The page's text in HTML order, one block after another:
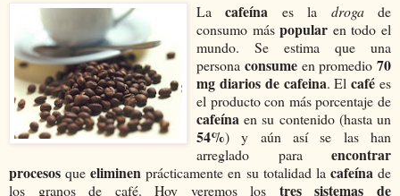
Lacafeína es la drogade
consumo máspopular en todo el
mundo. Se estima que una
persona consume en promedio 70
mg diarios de cafeina. Elcafées
el producto con más porcentaje de
cafeínaen su contenido (hasta un
54%) y aún así se las han
arreglado paraencontrar
procesos queeliminenprácticamente en su totalidad la cafeínade
los granos de café. Hoy veremos los tres sistemas de